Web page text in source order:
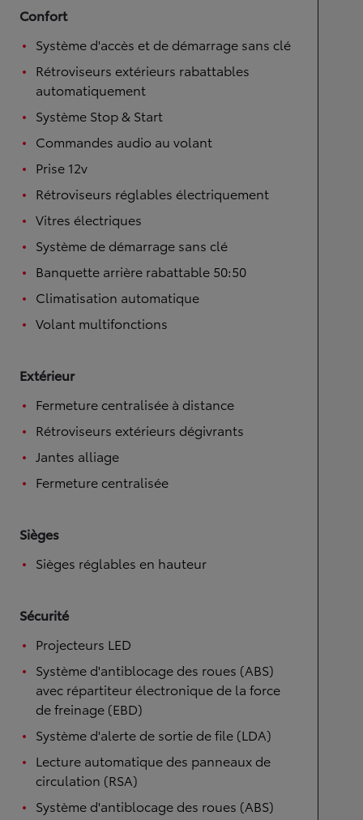
Confort
Système d'accès et de démarrage sans clé
Rétroviseurs extérieurs rabattables
automatiquement
Système Stop & Start
Commandes audio au volant
Prise 12v
Rétroviseurs réglables électriquement
Vitres électriques
Système de démarrage sans clé
Banquette arrière rabattable 50:50
Climatisation automatique
Volant multifonctions
Extérieur
Fermeture centralisée à distance
Rétroviseurs extérieurs dégivrants
Jantes alliage
Fermeture centralisée
Sièges
Sièges réglables en hauteur
Sécurité
Projecteurs LED
Système d'antiblocage des roues (ABS)
avec répartiteur électronique de la force
de freinage (EBD)
Système d'alerte de sortie de file (LDA)
Lecture automatique des panneaux de
circulation (RSA)
Système d'antiblocage des roues (ABS)